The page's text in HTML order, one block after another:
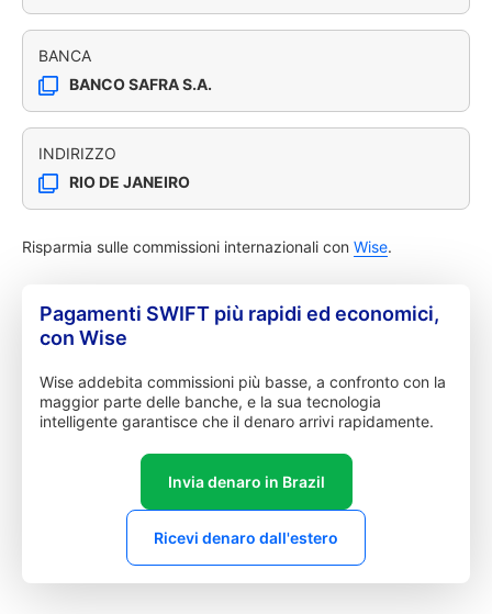
BANCA
BANCO SAFRA S.A.
INDIRIZZO
RIO DE JANEIRO
Risparmia sulle commissioni internazionali con Wise.
Pagamenti SWIFT più rapidi ed economici,
con Wise
Wise addebita commissioni più basse, a confronto con la
maggior parte delle banche, e la sua tecnologia
intelligente garantisce che il denaro arrivi rapidamente.
Invia denaro in Brazil
Ricevi denaro dall'estero